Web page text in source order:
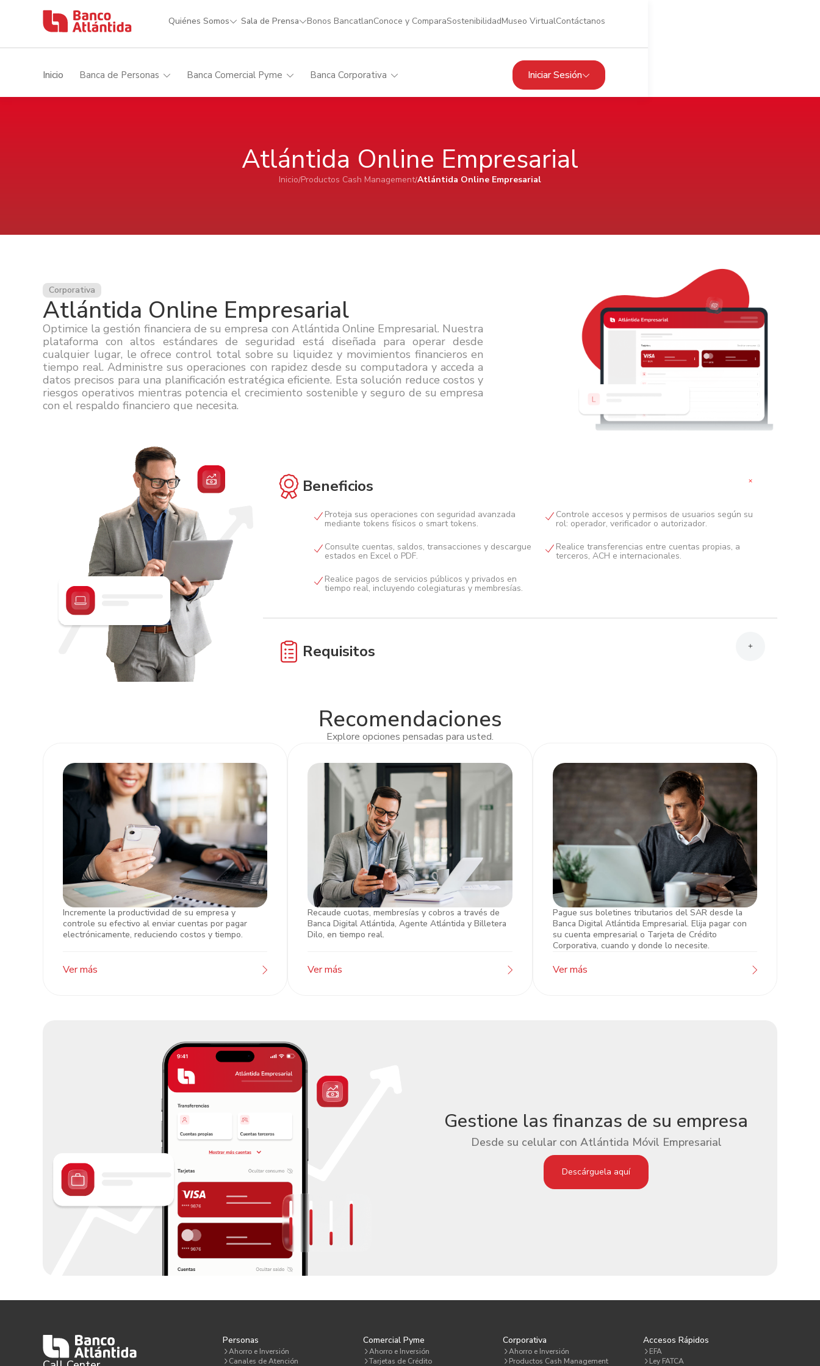
Quiénes Somos Sala de Prensa Bonos BancatlanConoce y ComparaSostenibilidadMuseo VirtualContáctanos
Inicio Banca de Personas Banca Comercial Pyme Banca Corporativa Iniciar Sesión
Atlántida Online Empresarial
Inicio Productos Cash Management Atlántida Online Empresarial
Corporativa
Atlántida Online Empresarial
Optimice la gestión financiera de su empresa con Atlántida Online Empresarial. Nuestra
plataforma con altos estándares de seguridad está diseñada para operar desde
cualquier lugar, le ofrece control total sobre su liquidez y movimientos financieros en
tiempo real. Administre sus operaciones con rapidez desde su computadora y acceda a
datos precisos para una planificación estratégica eficiente. Esta solución reduce costos y
riesgos operativos mientras potencia el crecimiento sostenible y seguro de su empresa
con el respaldo financiero que necesita.
Beneficios +
Proteja sus operaciones con seguridad avanzada
mediante tokens físicos o smart tokens.
Controle accesos y permisos de usuarios según su
rol: operador, verificador o autorizador.
Consulte cuentas, saldos, transacciones y descargue
estados en Excel o PDF.
Realice transferencias entre cuentas propias, a
terceros, ACH e internacionales.
Realice pagos de servicios públicos y privados en
tiempo real, incluyendo colegiaturas y membresías.
Requisitos +
Recomendaciones
Explore opciones pensadas para usted.
Pago Empresarial
Incremente la productividad de su empresa y
controle su efectivo al enviar cuentas por pagar
electrónicamente, reduciendo costos y tiempo.
Ver más
Caja Empresarial
Recaude cuotas, membresías y cobros a través de
Banca Digital Atlántida, Agente Atlántida y Billetera
Dilo, en tiempo real.
Ver más
Pago de Impuestos
Pague sus boletines tributarios del SAR desde la
Banca Digital Atlántida Empresarial. Elija pagar con
su cuenta empresarial o Tarjeta de Crédito
Corporativa, cuando y donde lo necesite.
Ver más
Gestione las finanzas de su empresa
Desde su celular con Atlántida Móvil Empresarial
Descárguela aquí
Personas
Ahorro e Inversión
Canales de Atención
Comercial Pyme
Ahorro e Inversión
Tarjetas de Crédito
Corporativa
Ahorro e Inversión
Productos Cash Management
Accesos Rápidos
EFA
Ley FATCA